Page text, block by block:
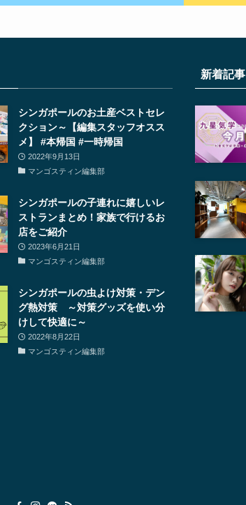
シンガポールのお土産ベストセレ
クション～【編集スタッフオスス
メ】 #本帰国 #一時帰国
2022年9月13日
マンゴスティン編集部
シンガポールの子連れに嬉しいレ
ストランまとめ！家族で行けるお
店をご紹介
2023年6月21日
マンゴスティン編集部
シンガポールの虫よけ対策・デン
グ熱対策 ～対策グッズを使い分
けして快適に～
2022年8月22日
マンゴスティン編集部
新着記事